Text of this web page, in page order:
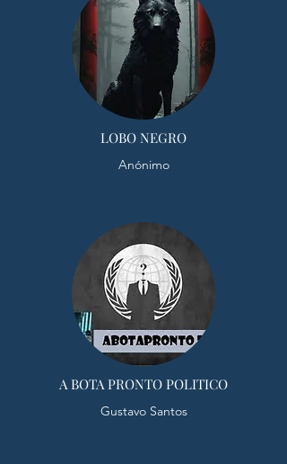
LOBO NEGRO
Anónimo
A BOTA PRONTO POLITICO
Gustavo Santos